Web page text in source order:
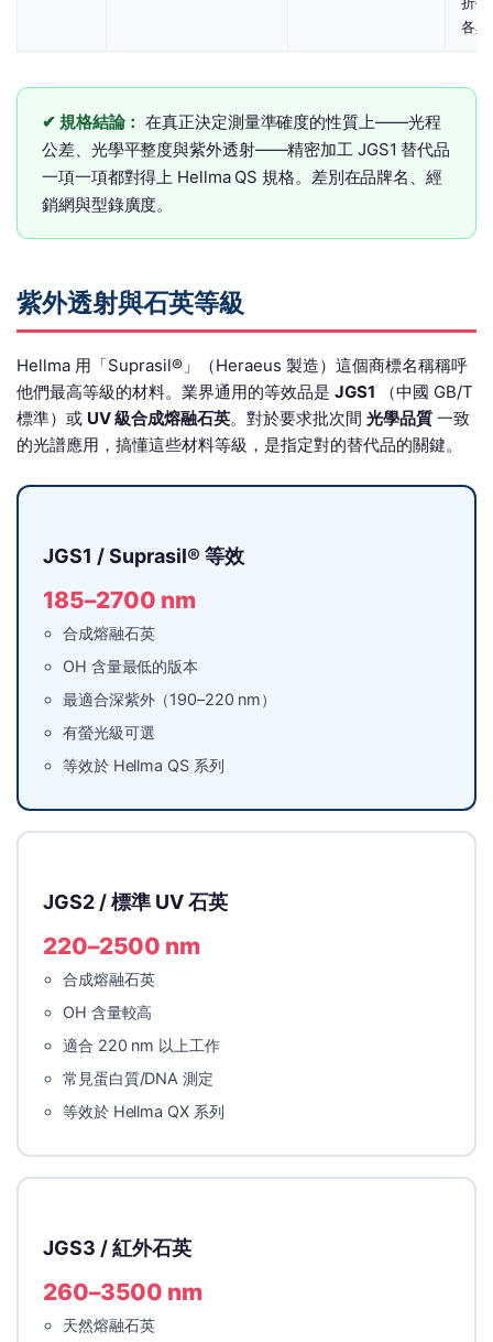
各異
✔ 規格結論： 在真正決定測量準確度的性質上——光程
公差、光學平整度與紫外透射——精密加工 JGS1 替代品
一項一項都對得上 Hellma QS 規格。差別在品牌名、經
銷網與型錄廣度。
紫外透射與石英等級
Hellma 用「Suprasil®」（Heraeus 製造）這個商標名稱稱呼
他們最高等級的材料。業界通用的等效品是 JGS1 （中國 GB/T
標準）或 UV 級合成熔融石英。對於要求批次間 光學品質 一致
的光譜應用，搞懂這些材料等級，是指定對的替代品的關鍵。
JGS1 / Suprasil® 等效
185–2700 nm
合成熔融石英
OH 含量最低的版本
最適合深紫外（190–220 nm）
有螢光級可選
等效於 Hellma QS 系列
JGS2 / 標準 UV 石英
220–2500 nm
合成熔融石英
OH 含量較高
適合 220 nm 以上工作
常見蛋白質/DNA 測定
等效於 Hellma QX 系列
JGS3 / 紅外石英
260–3500 nm
天然熔融石英